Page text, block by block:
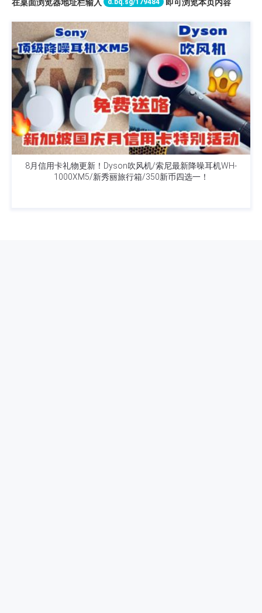
在桌面浏览器地址栏输入
d.bq.sg/179484 即可浏览本页内容
8月信用卡礼物更新！Dyson吹风机/索尼最新降噪耳机WH-
1000XM5/新秀丽旅行箱/350新币四选一！